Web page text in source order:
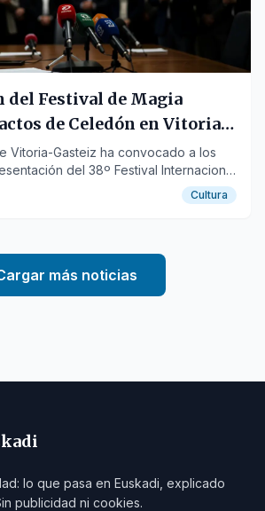
del Festival de Magia
de Celedón en Vitoria-
Vitoria-Gasteiz ha convocado a los
del 38º Festival Internacional
y la entrega de avíos a Celedón Txiki.
Cultura
más noticias
lo que pasa en Euskadi, explicado
publicidad ni cookies.